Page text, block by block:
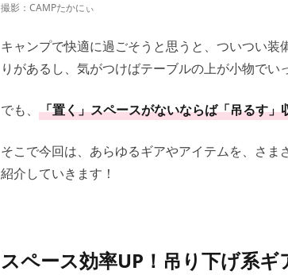
撮影：CAMPたかにぃ
キャンプで快適に過ごそうと思うと、ついつい
りがあるし、気がつけばテーブルの上が小物でい
でも、 「置く」スペースがないならば「吊るす」
そこで今回は、あらゆるギアやアイテムを、さま
紹介していきます！
スペース効率UP！吊り下げ系ギ